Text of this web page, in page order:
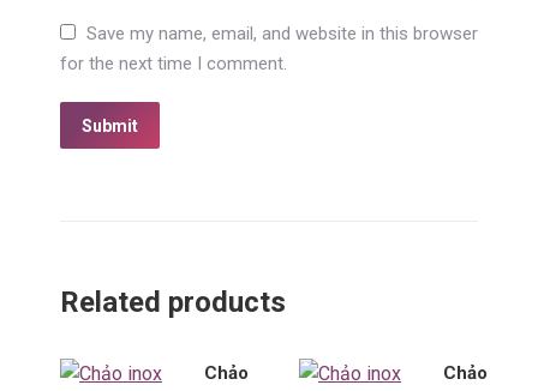
Save my name, email, and website in this browser
for the next time I comment.
Related products
Chảo
Chảo